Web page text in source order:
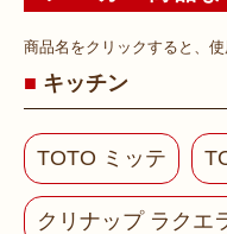
商品名をクリックすると、
キッチン
TOTO ミッテ
クリナップ ラクエ